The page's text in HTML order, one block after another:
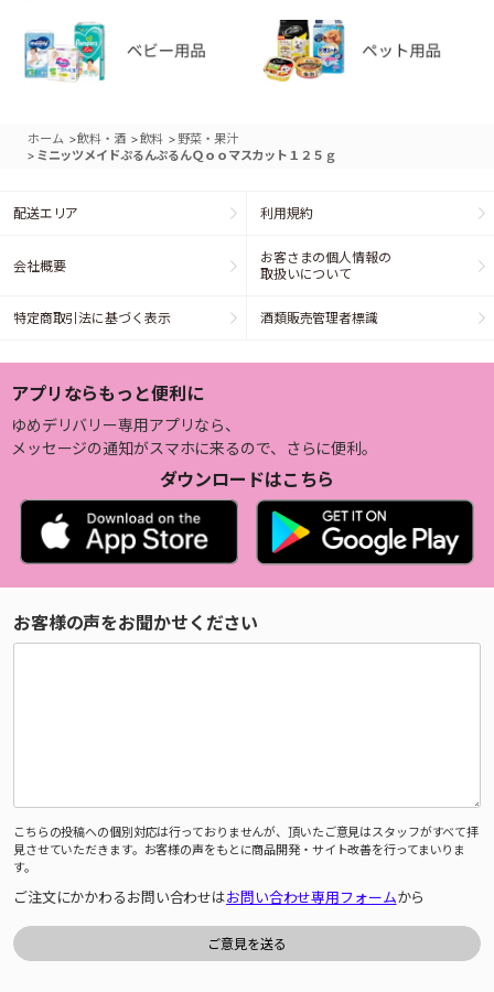
ホーム >飲料・酒 >飲料 > 野菜・果汁
> ミニッツメイドぷるんぷるんＱｏｏマスカット１２５ｇ
配送エリア 利用規約
会社概要
お客さまの個人情報の
取扱いについて
特定商取引法に基づく表示 酒類販売管理者標識
アプリならもっと便利に
ゆめデリバリー専用アプリなら、
メッセージの通知がスマホに来るので、さらに便利。
ダウンロードはこちら
お客様の声をお聞かせください
こちらの投稿への個別対応は行っておりませんが、頂いたご意見はスタッフがすべて拝
見させていただきます。お客様の声をもとに商品開発・サイト改善を行ってまいりま
す。
ご注文にかかわるお問い合わせはお問い合わせ専用フォームから